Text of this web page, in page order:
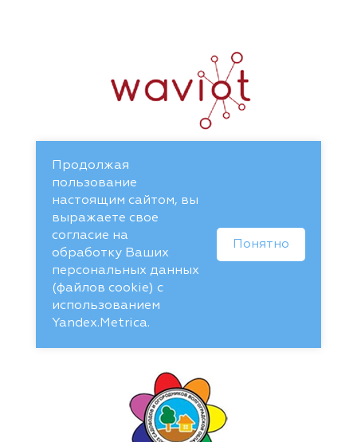
Продолжая
пользование
настоящим сайтом, вы
выражаете свое
согласие на
обработку Ваших
персональных данных
(файлов cookie) с
использованием
Yandex.Metrica.
Понятно